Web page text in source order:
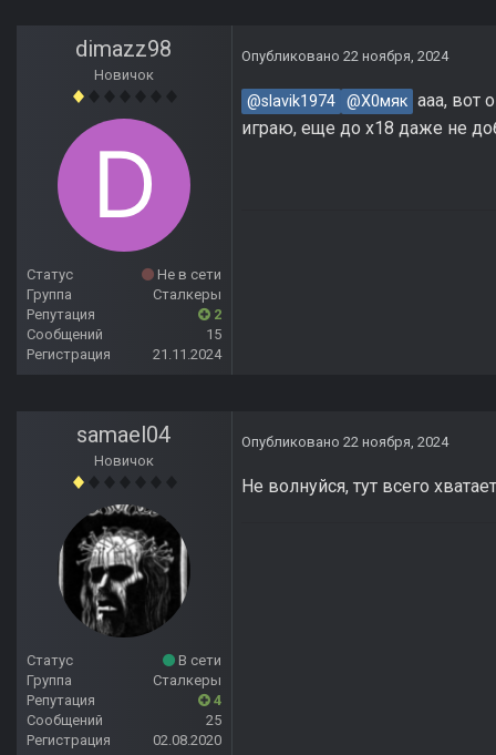
dimazz98
Новичок
Статус
Не в сети
Группа
Сталкеры
Репутация
2
Сообщений
15
Регистрация
21.11.2024
Опубликовано 22 ноября, 2024
@slavik1974 @Х0мяк ааа, вот
играю, еще до х18 даже не
samael04
Новичок
Статус
В сети
Группа
Сталкеры
Репутация
4
Сообщений
25
Регистрация
02.08.2020
Опубликовано 22 ноября, 2024
Не волнуйся, тут всего